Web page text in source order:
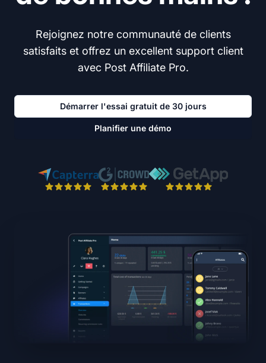
Rejoignez notre communauté de clients
satisfaits et offrez un excellent support client
avec Post Affiliate Pro.
Démarrer l'essai gratuit de 30 jours
Planifier une démo